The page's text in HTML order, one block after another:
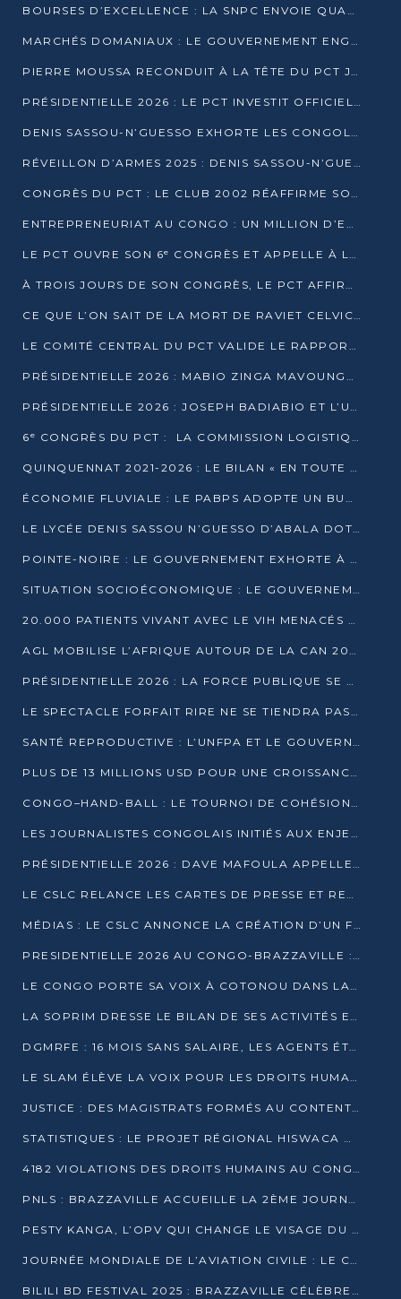
BOURSES D’EXCELLENCE : LA SNPC ENVOIE QUATRE NOUVEAUX TALENTS CONGOLAIS SE FORMER À BAKOU
MARCHÉS DOMANIAUX : LE GOUVERNEMENT ENGAGE LA STRUCTURATION DES TAXES D’ASSAINISSEMENT
PIERRE MOUSSA RECONDUIT À LA TÊTE DU PCT JUSQU’EN 2031
PRÉSIDENTIELLE 2026 : LE PCT INVESTIT OFFICIELLEMENT DENIS SASSOU NGUESSO
DENIS SASSOU-N’GUESSO EXHORTE LES CONGOLAIS À L’UNITÉ ET AU FAIR-PLAY DÉMOCRATIQUE EN 2026
RÉVEILLON D’ARMES 2025 : DENIS SASSOU-N’GUESSO GARANTIT DES ÉLECTIONS 2026 PAISIBLES ET SÉCURISÉES
CONGRÈS DU PCT : LE CLUB 2002 RÉAFFIRME SON SOUTIEN À DENIS SASSOU-N’GUESSO POUR 2026
ENTREPRENEURIAT AU CONGO : UN MILLION D’EUROS POUR FINANCER LES STARTUPS DÈS 2026
LE PCT OUVRE SON 6ᵉ CONGRÈS ET APPELLE À LA CANDIDATURE DE DENIS SASSOU NGUESSO
À TROIS JOURS DE SON CONGRÈS, LE PCT AFFIRME AVOIR ATTEINT TOUS SES OBJECTIFS
CE QUE L’ON SAIT DE LA MORT DE RAVIET CELVIC N’TSIANTSIE
LE COMITÉ CENTRAL DU PCT VALIDE LE RAPPORT DU CONGRÈS ET SOUTIENT DENIS SASSOU N’GUESSO
PRÉSIDENTIELLE 2026 : MABIO ZINGA MAVOUNGOU DÉCLARE SA CANDIDATURE ET CHARGE LE BILAN DU PCT
PRÉSIDENTIELLE 2026 : JOSEPH BADIABIO ET L’UDH-YUKI JOUENT LA PRUDENCE
6ᵉ CONGRÈS DU PCT : LA COMMISSION LOGISTIQUE ASSURE LA DISTRIBUTION DES KITS
QUINQUENNAT 2021-2026 : LE BILAN « EN TOUTE TRANSPARENCE » PRÉSENTÉ À LA PRESSE
ÉCONOMIE FLUVIALE : LE PABPS ADOPTE UN BUDGET 2026 DE PLUS DE 2,7 MILLIARDS FCFA
LE LYCÉE DENIS SASSOU N’GUESSO D’ABALA DOTÉ D’UNE SALLE MULTIMÉDIA
POINTE-NOIRE : LE GOUVERNEMENT EXHORTE À UN USAGE RESPONSABLE DU NOUVEAU MATÉRIEL MUNICIPAL
SITUATION SOCIOÉCONOMIQUE : LE GOUVERNEMENT INTERPELLÉ DEVANT LE SÉNAT
20.000 PATIENTS VIVANT AVEC LE VIH MENACÉS D’ARRÊT DE TRAITEMENT
AGL MOBILISE L’AFRIQUE AUTOUR DE LA CAN 2025
PRÉSIDENTIELLE 2026 : LA FORCE PUBLIQUE SE PRÉPARE À SÉCURISER LE SCRUTIN
LE SPECTACLE FORFAIT RIRE NE SE TIENDRA PAS LE 1ER JANVIER
SANTÉ REPRODUCTIVE : L’UNFPA ET LE GOUVERNEMENT AFFINENT LES PRIORITÉS DE 2026
PLUS DE 13 MILLIONS USD POUR UNE CROISSANCE VERTE ET SOUVERAINE
CONGO–HAND-BALL : LE TOURNOI DE COHÉSION ET DE FRATERNITÉ ALLUME SES LAMPIONS À BRAZZAVILLE
LES JOURNALISTES CONGOLAIS INITIÉS AUX ENJEUX DE L’ÉCONOMIE BLEUE
PRÉSIDENTIELLE 2026 : DAVE MAFOULA APPELLE LES CONGOLAIS À UN « NOUVEAU DÉPART »
LE CSLC RELANCE LES CARTES DE PRESSE ET RECONNAÎT OFFICIELLEMENT LES MÉDIAS EN LIGNE
MÉDIAS : LE CSLC ANNONCE LA CRÉATION D’UN FONDS D’APPUI À LA PRESSE
PRESIDENTIELLE 2026 AU CONGO-BRAZZAVILLE : UN CASTING ÉLARGI
LE CONGO PORTE SA VOIX À COTONOU DANS LA LUTTE CONTRE LA TUBERCULOSE
LA SOPRIM DRESSE LE BILAN DE SES ACTIVITÉS ET FIXE DE NOUVELLES PRIORITÉS
DGMRFE : 16 MOIS SANS SALAIRE, LES AGENTS ÉTOUFFENT DANS LE SILENCE
LE SLAM ÉLÈVE LA VOIX POUR LES DROITS HUMAINS À BRAZZAVILLE
JUSTICE : DES MAGISTRATS FORMÉS AU CONTENTIEUX DE LA PROPRIÉTÉ INTELLECTUELLE
STATISTIQUES : LE PROJET RÉGIONAL HISWACA OFFICIELLEMENT LANCÉ AU CONGO
4182 VIOLATIONS DES DROITS HUMAINS AU CONGO EN 2025 SELON LE CAD
PNLS : BRAZZAVILLE ACCUEILLE LA 2ÈME JOURNÉE SCIENTIFIQUE SUR LE VIH/SIDA
PESTY KANGA, L’OPV QUI CHANGE LE VISAGE DU REPORTAGE AU CONGO
JOURNÉE MONDIALE DE L’AVIATION CIVILE : LE CONGO MISE SUR L’INNOVATION ET LA SÉCURITÉ
BILILI BD FESTIVAL 2025 : BRAZZAVILLE CÉLÈBRE DIX ANS DE CRÉATION GRAPHIQUE AFRICAINE